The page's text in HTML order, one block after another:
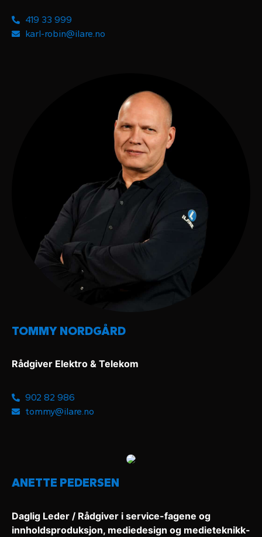
419 33 999
karl-robin@ilare.no
TOMMY NORDGÅRD
Rådgiver Elektro & Telekom
902 82 986
tommy@ilare.no
ANETTE PEDERSEN
Daglig Leder / Rådgiver i service-fagene og
innholdsproduksjon, mediedesign og medieteknikk-